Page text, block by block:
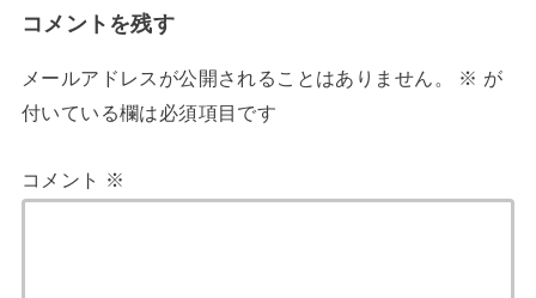
コメントを残す
メールアドレスが公開されることはありません。 ※ が
付いている欄は必須項目です
コメント ※